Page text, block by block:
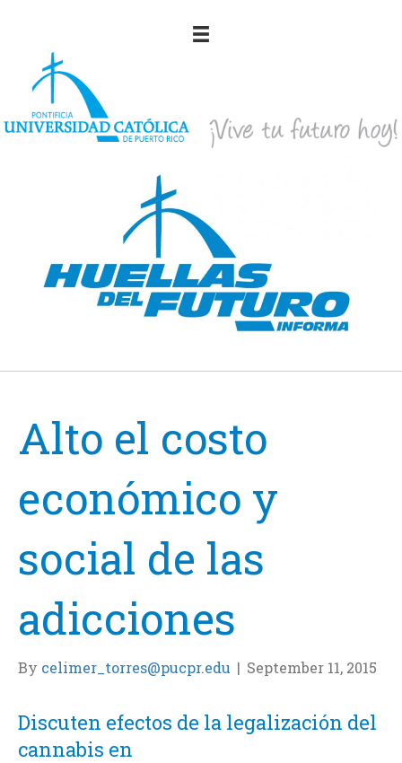
Alto el costo
económico y
social de las
adicciones
By celimer_torres@pucpr.edu | September 11, 2015
Discuten efectos de la legalización del
cannabis en